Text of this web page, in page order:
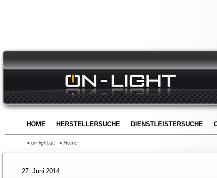
HOME HERSTELLERSUCHE DIENSTLEISTERSUCHE
> on-light.de > Home
27. Juni 2014